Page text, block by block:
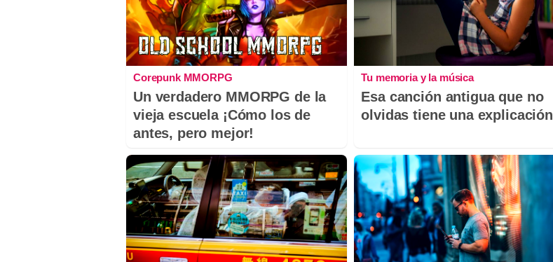
Corepunk MMORPG
Un verdadero MMORPG de la
vieja escuela ¡Cómo los de
antes, pero mejor!
Tu memoria y la música
Esa canción antigua que no
olvidas tiene una explicación